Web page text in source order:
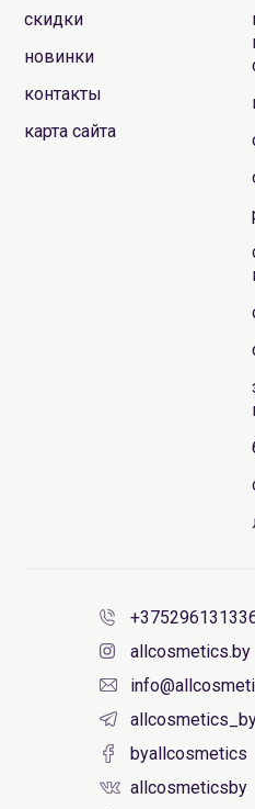
скидки
новинки
контакты
карта сайта
allcosmetics.by
byallcosmetics
allcosmeticsby